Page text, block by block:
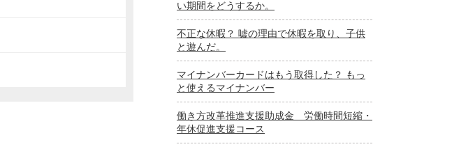
い期間をどうするか。
不正な休暇？ 嘘の理由で休暇を取り、子供
と遊んだ。
マイナンバーカードはもう取得した？ もっ
と使えるマイナンバー
働き方改革推進支援助成金 労働時間短縮・
年休促進支援コース